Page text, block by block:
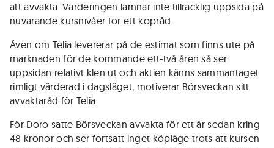
att avvakta. Värderingen lämnar inte tillräcklig uppsida på
nuvarande kursnivåer för ett köpråd.
Även om Telia levererar på de estimat som finns ute på
marknaden för de kommande ett-två åren så ser
uppsidan relativt klen ut och aktien känns sammantaget
rimligt värderad i dagsläget, motiverar Börsveckan sitt
avvaktaråd för Telia.
För Doro satte Börsveckan avvakta för ett år sedan kring
48 kronor och ser fortsatt inget köpläge trots att kursen